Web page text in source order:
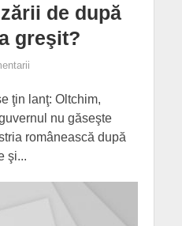
de după
greşit?
ţin lanţ: Oltchim,
nu găseşte
românească după
şi...